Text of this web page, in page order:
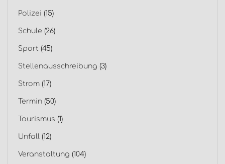
Polizei (15)
Schule (26)
Sport (45)
Stellenausschreibung (3)
Strom (17)
Termin (50)
Tourismus (1)
Unfall (12)
Veranstaltung (104)